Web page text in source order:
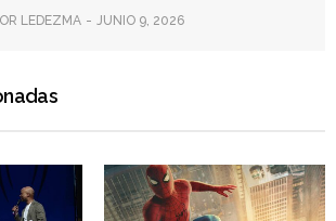
LEDEZMA JUNIO 9, 2026